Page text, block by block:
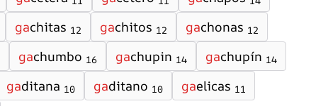
gachitas 12 gachitos 12 gachonas 12
gachumbo 16 gachupin 14 gachupín 14
gaditana 10 gaditano 10 gaelicas 11